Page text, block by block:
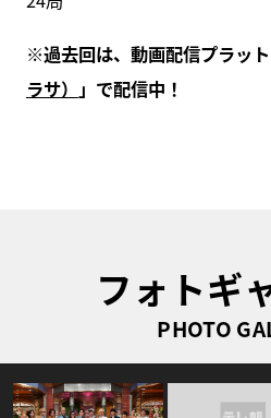
※過去回は、動画配信プラッ
ラサ） 」で配信中！
フォトギ
PHOTO